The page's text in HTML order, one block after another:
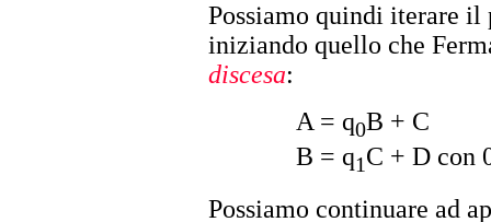
Possiamo quindi iterare il
iniziando quello che
discesa:
A = q0B + C
B = q1C + D con
Possiamo continuare ad